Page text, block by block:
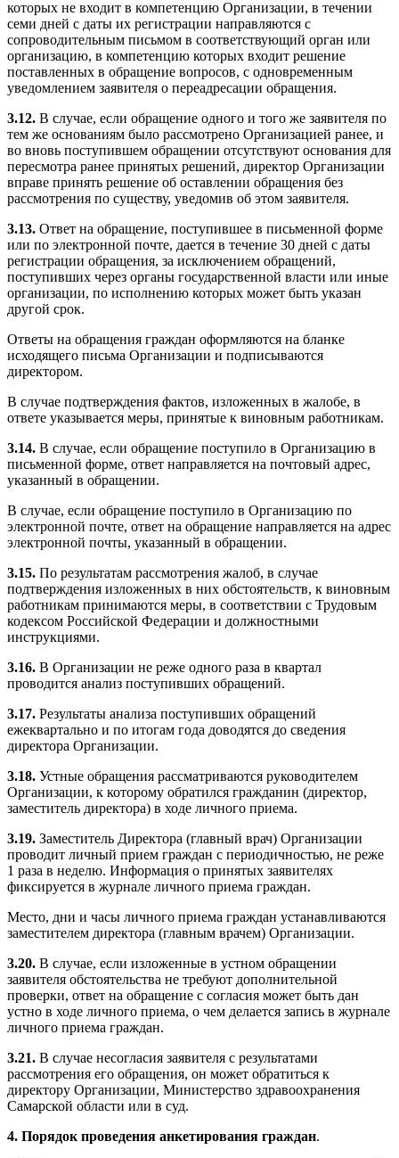
которых не входит в компетенцию Организации, в течении
семи дней с даты их регистрации направляются с
сопроводительным письмом в соответствующий орган или
организацию, в компетенцию которых входит решение
поставленных в обращение вопросов, с одновременным
уведомлением заявителя о переадресации обращения.
3.12. В случае, если обращение одного и того же заявителя по
тем же основаниям было рассмотрено Организацией ранее, и
во вновь поступившем обращении отсутствуют основания для
пересмотра ранее принятых решений, директор Организации
вправе принять решение об оставлении обращения без
рассмотрения по существу, уведомив об этом заявителя.
3.13. Ответ на обращение, поступившее в письменной форме
или по электронной почте, дается в течение 30 дней с даты
регистрации обращения, за исключением обращений,
поступивших через органы государственной власти или иные
организации, по исполнению которых может быть указан
другой срок.
Ответы на обращения граждан оформляются на бланке
исходящего письма Организации и подписываются
директором.
В случае подтверждения фактов, изложенных в жалобе, в
ответе указывается меры, принятые к виновным работникам.
3.14. В случае, если обращение поступило в Организацию в
письменной форме, ответ направляется на почтовый адрес,
указанный в обращении.
В случае, если обращение поступило в Организацию по
электронной почте, ответ на обращение направляется на адрес
электронной почты, указанный в обращении.
3.15. По результатам рассмотрения жалоб, в случае
подтверждения изложенных в них обстоятельств, к виновным
работникам принимаются меры, в соответствии с Трудовым
кодексом Российской Федерации и должностными
инструкциями.
3.16. В Организации не реже одного раза в квартал
проводится анализ поступивших обращений.
3.17. Результаты анализа поступивших обращений
ежеквартально и по итогам года доводятся до сведения
директора Организации.
3.18. Устные обращения рассматриваются руководителем
Организации, к которому обратился гражданин (директор,
заместитель директора) в ходе личного приема.
3.19. Заместитель Директора (главный врач) Организации
проводит личный прием граждан с периодичностью, не реже
1 раза в неделю. Информация о принятых заявителях
фиксируется в журнале личного приема граждан.
Место, дни и часы личного приема граждан устанавливаются
заместителем директора (главным врачем) Организации.
3.20. В случае, если изложенные в устном обращении
заявителя обстоятельства не требуют дополнительной
проверки, ответ на обращение с согласия может быть дан
устно в ходе личного приема, о чем делается запись в журнале
личного приема граждан.
3.21. В случае несогласия заявителя с результатами
рассмотрения его обращения, он может обратиться к
директору Организации, Министерство здравоохранения
Самарской области или в суд.
4. Порядок проведения анкетирования граждан.